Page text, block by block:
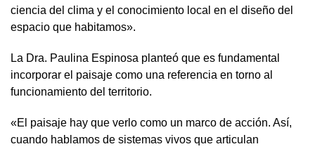
ciencia del clima y el conocimiento local en el diseño del
espacio que habitamos».
La Dra. Paulina Espinosa planteó que es fundamental
incorporar el paisaje como una referencia en torno al
funcionamiento del territorio.
«El paisaje hay que verlo como un marco de acción. Así,
cuando hablamos de sistemas vivos que articulan